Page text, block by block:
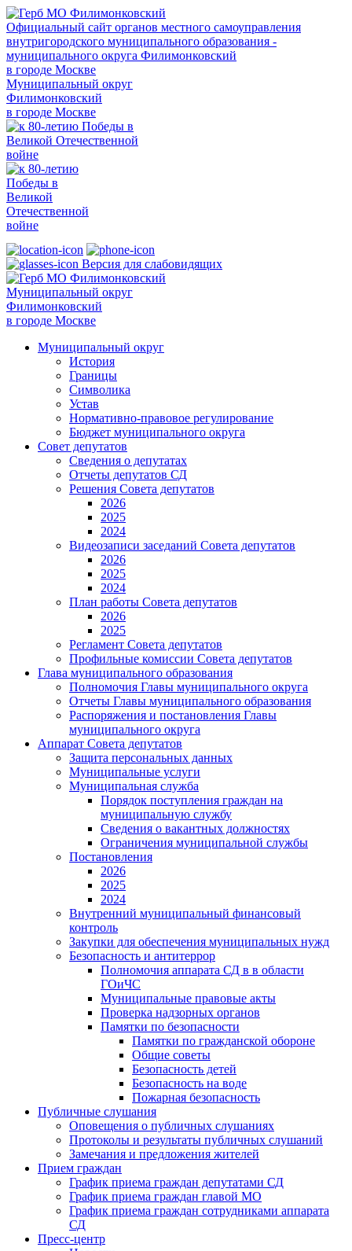
Официальный сайт органов местного самоуправления
внутригородского муниципального образования -
муниципального округа Филимонковский
в городе Москве
Муниципальный округ
Филимонковский
в городе Москве
Версия для слабовидящих
Муниципальный округ
Филимонковский
в городе Москве
Муниципальный округ
История
Границы
Символика
Устав
Нормативно-правовое регулирование
Бюджет муниципального округа
Совет депутатов
Сведения о депутатах
Отчеты депутатов СД
Решения Совета депутатов
2026
2025
2024
Видеозаписи заседаний Совета депутатов
2026
2025
2024
План работы Совета депутатов
2026
2025
Регламент Совета депутатов
Профильные комиссии Совета депутатов
Глава муниципального образования
Полномочия Главы муниципального округа
Отчеты Главы муниципального образования
Распоряжения и постановления Главы
муниципального округа
Аппарат Совета депутатов
Защита персональных данных
Муниципальные услуги
Муниципальная служба
Порядок поступления граждан на
муниципальную службу
Сведения о вакантных должностях
Ограничения муниципальной службы
Постановления
2026
2025
2024
Внутренний муниципальный финансовый
контроль
Закупки для обеспечения муниципальных нужд
Безопасность и антитеррор
Полномочия аппарата СД в в области
ГОиЧС
Муниципальные правовые акты
Проверка надзорных органов
Памятки по безопасности
Памятки по гражданской обороне
Общие советы
Безопасность детей
Безопасность на воде
Пожарная безопасность
Публичные слушания
Оповещения о публичных слушаниях
Протоколы и результаты публичных слушаний
Замечания и предложения жителей
Прием граждан
График приема граждан депутатами СД
График приема граждан главой МО
График приема граждан сотрудниками аппарата
СД
Пресс-центр